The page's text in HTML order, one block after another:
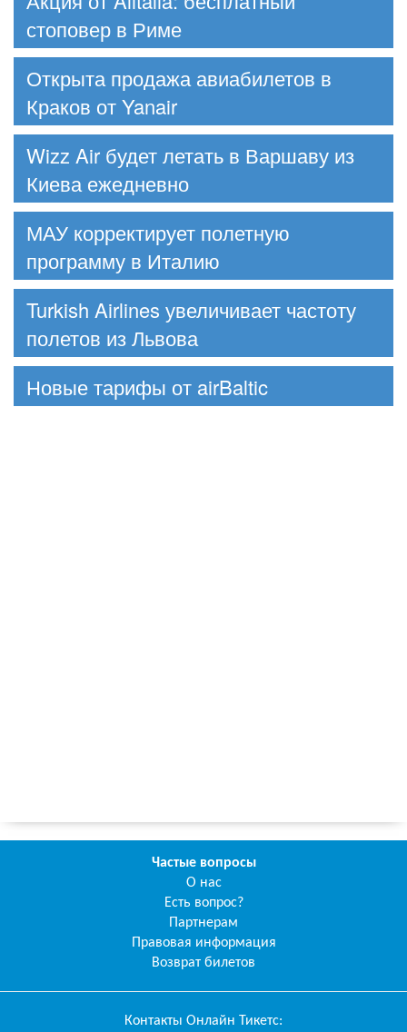
стоповер в Риме
Открыта продажа авиабилетов в
Краков от Yanair
Wizz Air будет летать в Варшаву из
Киева ежедневно
МАУ корректирует полетную
программу в Италию
Turkish Airlines увеличивает частоту
полетов из Львова
Новые тарифы от airBaltic
Частые вопросы
О нас
Есть вопрос?
Партнерам
Правовая информация
Возврат билетов
Контакты Онлайн Тикетс: